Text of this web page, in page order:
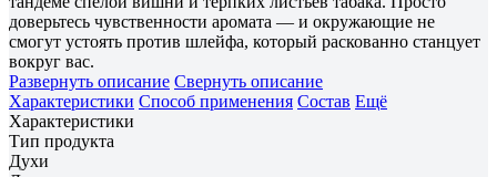
доверьтесь чувственности аромата — и окружающие не
смогут устоять против шлейфа, который раскованно станцует
вокруг вас.
Развернуть описание Свернуть описание
Характеристики Способ применения Состав Ещё
Характеристики
Тип продукта
Духи